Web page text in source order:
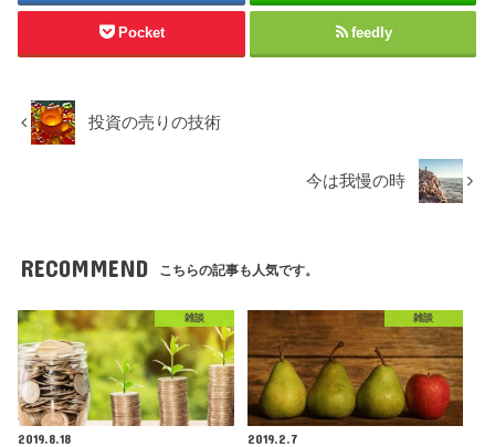
Pocket feedly
投資の売りの技術
今は我慢の時
RECOMMEND こちらの記事も人気です。
雑談
2019.8.18
雑談
2019.2.7